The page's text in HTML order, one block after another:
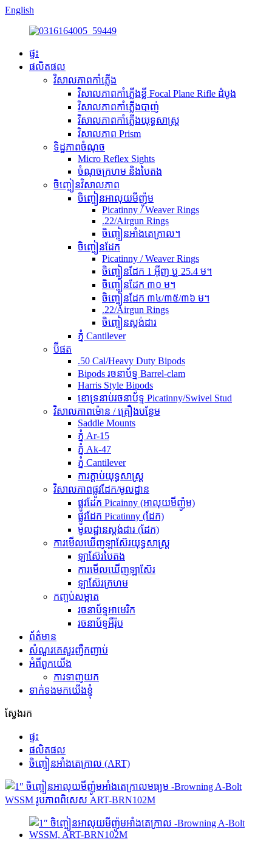
English
ផ្ទះ
ផលិតផល
វិសាលភាពកាំភ្លើង
វិសាលភាពកាំភ្លើងខ្លី Focal Plane Rifle ដំបូង
វិសាលភាពកាំភ្លើងបាញ់
វិសាលភាពកាំភ្លើងយុទ្ធសាស្ត្រ
វិសាលភាព Prism
ទិដ្ឋភាពចំណុច
Micro Reflex Sights
ចំណុចក្រហម និងបៃតង
ចិញ្ចៀនវិសាលភាព
ចិញ្ចៀនអាលុយមីញ៉ូម
Picatinny / Weaver Rings
.22/Airgun Rings
ចិញ្ចៀនអាំងតេក្រាល។
ចិញ្ចៀនដែក
Picatinny / Weaver Rings
ចិញ្ចៀនដែក 1 អ៊ីញ ឬ 25.4 ម។
ចិញ្ចៀនដែក ៣០ ម។
ចិញ្ចៀនដែក ៣៤/៣៥/៣៦ ម។
.22/Airgun Rings
ចិញ្ចៀនស្តង់ដារ
ភ្នំ Cantilever
ប៊ីផត
.50 Cal/Heavy Duty Bipods
Bipods រចនាប័ទ្ម Barrel-clam
Harris Style Bipods
ខោទ្រនាប់រចនាប័ទ្ម Picatinny/Swivel Stud
វិសាលភាពម៉ោន / គ្រឿងបន្ថែម
Saddle Mounts
ភ្នំ Ar-15
ភ្នំ Ak-47
ភ្នំ Cantilever
ការក្តាប់យុទ្ធសាស្ត្រ
វិសាលភាពផ្លូវដែក/មូលដ្ឋាន
ផ្លូវដែក Picainny (អាលុយមីញ៉ូម)
ផ្លូវដែក Picatinny (ដែក)
មូលដ្ឋានស្តង់ដារ (ដែក)
ការមើលឃើញឡាស៊ែរយុទ្ធសាស្ត្រ
ឡាស៊ែរបៃតង
ការមើលឃើញឡាស៊ែរ
ឡាស៊ែរក្រហម
កញ្ចប់សម្អាត
រចនាប័ទ្មអាមេរិក
រចនាប័ទ្មអឺរ៉ុប
ព័ត៌មាន
សំណួរគេសួរញឹកញាប់
អំពីពួកយើង
ការទាញយក
ទាក់ទងមកយើងខ្ញុំ
ស្វែងរក
ផ្ទះ
ផលិតផល
ចិញ្ចៀនអាំងតេក្រាល (ART)